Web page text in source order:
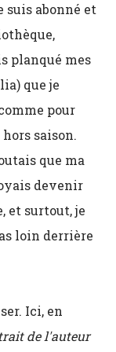
suis abonné et
planqué mes
que je
pour
saison.
que ma
devenir
et surtout, je
loin derrière
Ici, en
de l'auteur